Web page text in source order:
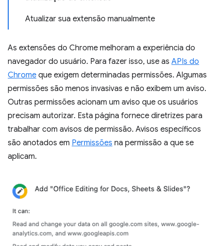
Atualizar sua extensão manualmente
As extensões do Chrome melhoram a experiência do
navegador do usuário. Para fazer isso, use as APIs do
Chrome que exigem determinadas permissões. Algumas
permissões são menos invasivas e não exibem um aviso.
Outras permissões acionam um aviso que os usuários
precisam autorizar. Esta página fornece diretrizes para
trabalhar com avisos de permissão. Avisos específicos
são anotados em Permissões na permissão a que se
aplicam.